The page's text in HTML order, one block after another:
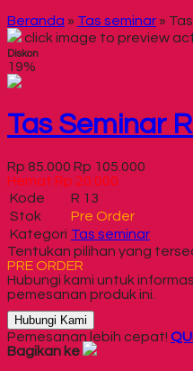
Beranda » Tas seminar »
click image to preview
Diskon
19%
Tas Seminar
Rp 85.000 Rp 105.000
Hemat Rp 20.000
Kode
R 13
Stok
Pre Order
Kategori Tas seminar
Tentukan pilihan yang
PRE ORDER
Hubungi kami untuk
pemesanan produk ini.
Hubungi Kami
Pemesanan lebih cepat!
Bagikan ke